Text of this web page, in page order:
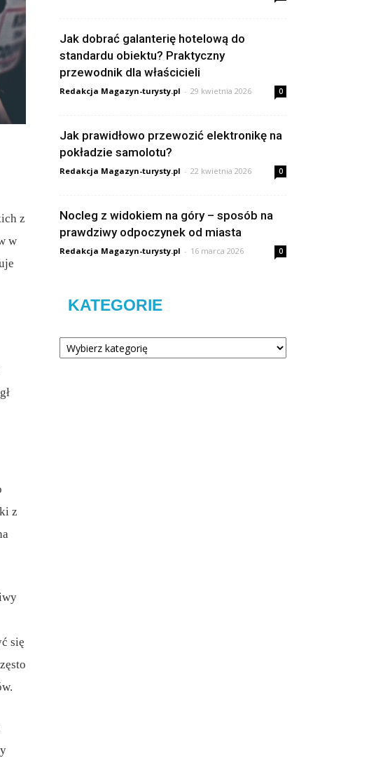
z
w
z
się
Jak dobrać galanterię hotelową do
standardu obiektu? Praktyczny
przewodnik dla właścicieli
Redakcja Magazyn-turysty.pl - 29 kwietnia 2026 0
Jak prawidłowo przewozić elektronikę na
pokładzie samolotu?
Redakcja Magazyn-turysty.pl - 22 kwietnia 2026 0
Nocleg z widokiem na góry – sposób na
prawdziwy odpoczynek od miasta
Redakcja Magazyn-turysty.pl - 16 marca 2026 0
KATEGORIE
Kategorie